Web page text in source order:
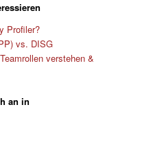
Profiler?
vs. DISG
verstehen &
an in